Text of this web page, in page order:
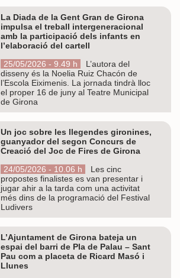
La Diada de la Gent Gran de Girona
impulsa el treball intergeneracional
amb la participació dels infants en
l’elaboració del cartell
25/05/2026 - 9.49 h
L’autora del
disseny és la Noelia Ruiz Chacón de
l’Escola Eiximenis. La jornada tindrà lloc
el proper 16 de juny al Teatre Municipal
de Girona
Un joc sobre les llegendes gironines,
guanyador del segon Concurs de
Creació del Joc de Fires de Girona
24/05/2026 - 10.06 h
Les cinc
propostes finalistes es van presentar i
jugar ahir a la tarda com una activitat
més dins de la programació del Festival
Ludivers
L’Ajuntament de Girona bateja un
espai del barri de Pla de Palau – Sant
Pau com a placeta de Ricard Masó i
Llunes